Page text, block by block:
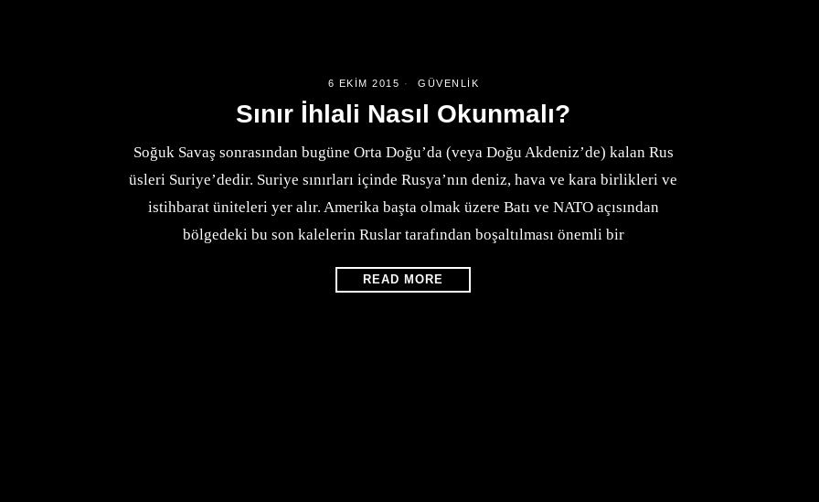
6 EKIM 2015 GÜVENLIK
Sınır İhlali Nasıl Okunmalı?
Soğuk Savaş sonrasından bugüne Orta Doğu’da (veya Doğu Akdeniz’de) kalan Rus
üsleri Suriye’dedir. Suriye sınırları içinde Rusya’nın deniz, hava ve kara birlikleri ve
istihbarat üniteleri yer alır. Amerika başta olmak üzere Batı ve NATO açısından
bölgedeki bu son kalelerin Ruslar tarafından boşaltılması önemli bir
READ MORE